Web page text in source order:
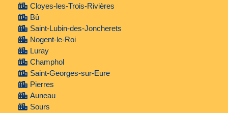
Cloyes-les-Trois-Rivières
Bû
Saint-Lubin-des-Joncherets
Nogent-le-Roi
Luray
Champhol
Saint-Georges-sur-Eure
Pierres
Auneau
Sours